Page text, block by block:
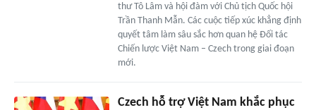
thư Tô Lâm và hội đàm với Chủ tịch Quốc hội
Trần Thanh Mẫn. Các cuộc tiếp xúc khẳng định
quyết tâm làm sâu sắc hơn quan hệ Đối tác
Chiến lược Việt Nam – Czech trong giai đoạn
mới.
Czech hỗ trợ Việt Nam khắc phục